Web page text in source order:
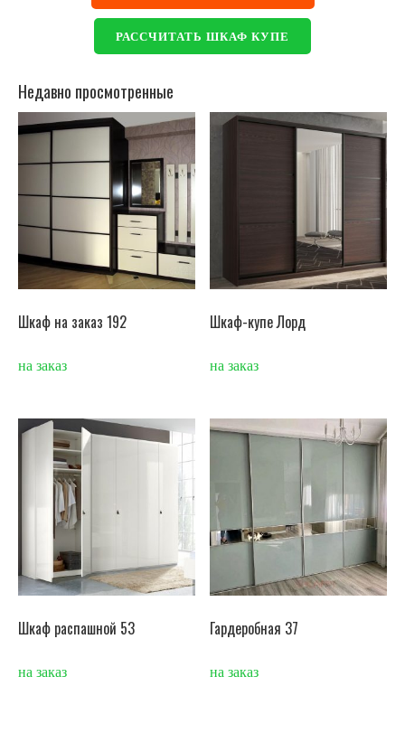
РАССЧИТАТЬ ШКАФ КУПЕ
Недавно просмотренные
Шкаф на заказ 192
на заказ
Шкаф-купе Лорд
на заказ
Шкаф распашной 53
на заказ
Гардеробная 37
на заказ